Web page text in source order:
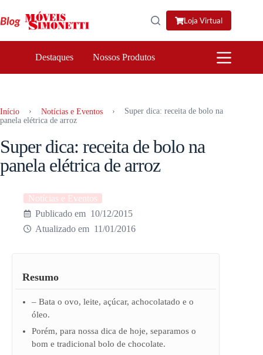
para
o
Loja Virtual
Destaques Nossos Produtos
Início › Notícias e Eventos ›
Super dica: receita de bolo na
panela elétrica de arroz
Super dica: receita de bolo na
panela elétrica de arroz
Notícias e Eventos
10/12/2015
11/01/2016
Resumo
– Bata o ovo, leite, açúcar, achocolatado e o
óleo.
Porém, para nossa dica de hoje, separamos o
bom e tradicional bolo de chocolate.